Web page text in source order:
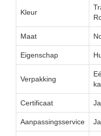
Kleur
Maat
Eigenschap
Verpakking
Certificaat Ja
Aanpassingsservice Ja